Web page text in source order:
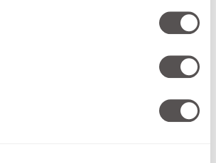
la energía, y si no avanza
lado, pues échate a tomar un
los detalles.
Este tip es CLAVE
estos momentos no es mucho de
pero justo en ellas